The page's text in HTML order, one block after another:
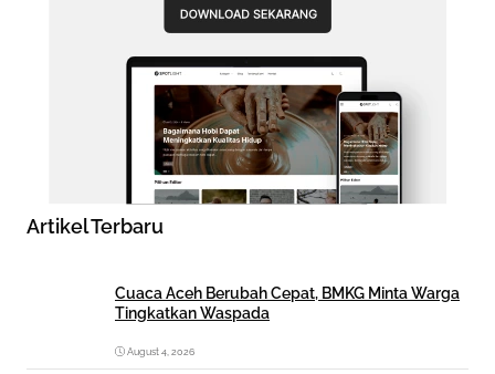
Artikel Terbaru
Cuaca Aceh Berubah Cepat, BMKG Minta Warga
Tingkatkan Waspada
August 4, 2026